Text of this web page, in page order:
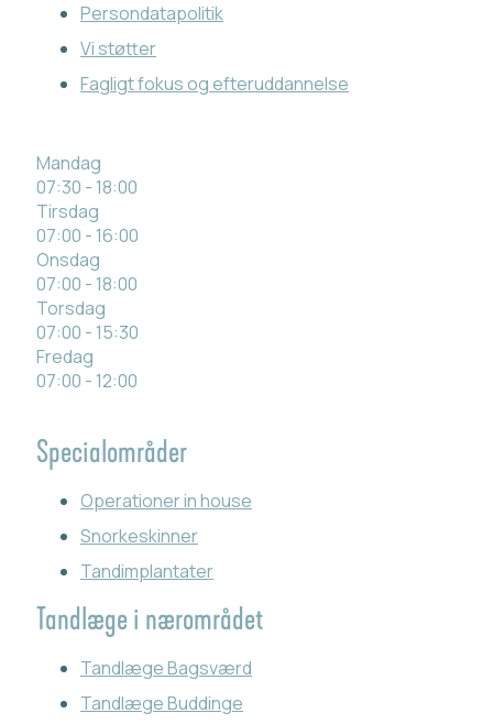
Persondatapolitik
Vi støtter
Fagligt fokus og efteruddannelse
Mandag
07:30 - 18:00
Tirsdag
07:00 - 16:00
Onsdag
07:00 - 18:00
Torsdag
07:00 - 15:30
Fredag
07:00 - 12:00
Specialområder
Operationer in house
Snorkeskinner
Tandimplantater
Tandlæge i nærområdet
Tandlæge Bagsværd
Tandlæge Buddinge